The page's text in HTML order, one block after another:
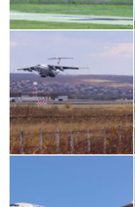
An12, UR-CGV